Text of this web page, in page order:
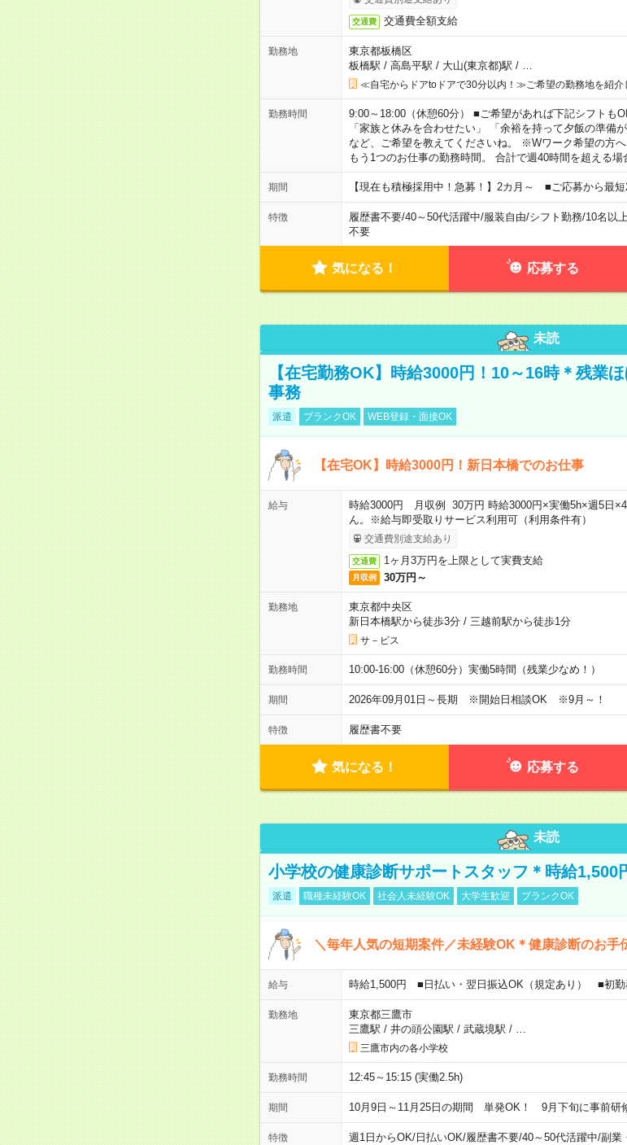
交通費 交通費全額支給
勤務地
東京都板橋区
板橋駅 / 高島平駅 / 大山(東京都)駅 / …
≪自宅からドアtoドアで30分以内！≫ご希望の勤務地を紹介
勤務時間
9:00～18:00（休憩60分） ■ご希望があれば下記シフトも
「家族と休みを合わせたい」 「余裕を持って夕飯の準備
など、ご希望を教えてくださいね。 ※Wワーク希望の方
もう1つのお仕事の勤務時間。 合計で週40時間を超える場
期間 【現在も積極採用中！急募！】2カ月～ ■ご応募から最
特徴 履歴書不要/40～50代活躍中/服装自由/シフト勤務/10名以
不要
気になる！ 応募する
未読
【在宅勤務OK】時給3000円！10～16時＊残業
事務
派遣 ブランクOK WEB登録・面接OK
【在宅OK】時給3000円！新日本橋でのお仕事
給与
時給3000円 月収例 30万円 時給3000円×実働5h×週5日
ん。※給与即受取りサービス利用可（利用条件有）
交通費別途支給あり
交通費 1ヶ月3万円を上限として実費支給
月収例 30万円～
勤務地
東京都中央区
新日本橋駅から徒歩3分/ 三越前駅から徒歩1分
サ－ビス
勤務時間 10:00-16:00（休憩60分）実働5時間（残業少なめ！）
期間 2026年09月01日～長期 ※開始日相談OK ※9月～！
特徴 履歴書不要
気になる！ 応募する
未読
小学校の健康診断サポートスタッフ＊時給1,500
派遣 職種未経験OK 社会人未経験OK 大学生歓迎 ブランクOK
＼毎年人気の短期案件／未経験OK＊健康診断のお手
給与 時給1,500円 ■日払い・翌日振込OK（規定あり） ■初勤
勤務地
東京都三鷹市
三鷹駅 / 井の頭公園駅 / 武蔵境駅 / …
三鷹市内の各小学校
勤務時間 12:45～15:15 (実働2.5h)
期間 10月9日～11月25日の期間 単発OK！ 9月下旬に事前研
特徴 週1日からOK/日払いOK/履歴書不要/40～50代活躍中/副業